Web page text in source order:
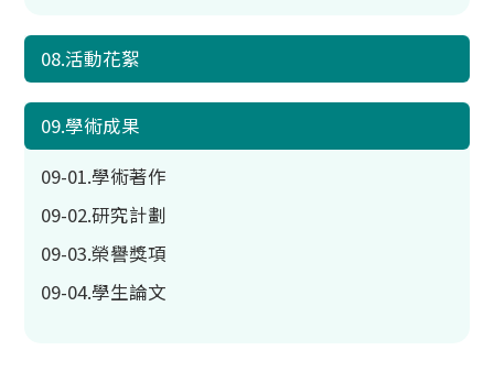
08.活動花絮
09.學術成果
09-01.學術著作
09-02.研究計劃
09-03.榮譽獎項
09-04.學生論文